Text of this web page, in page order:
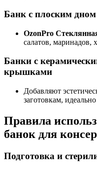
Банк с плоским
OzonPro
салатов, маринадов,
Банки с
крышками
Добавляют
заготовкам,
Правила
банок для
Подготовка и